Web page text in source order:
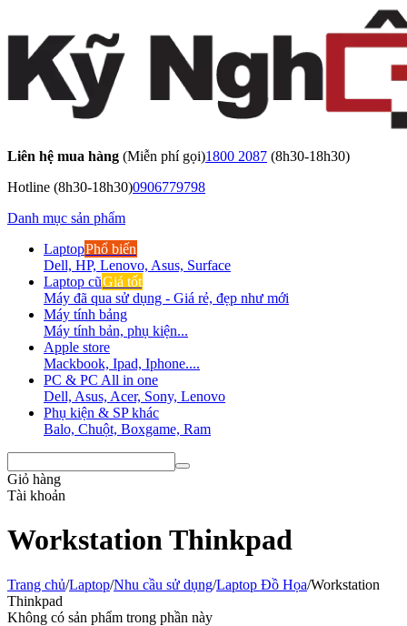
Liên hệ mua hàng (Miễn phí gọi)1800 2087 (8h30-18h30)
Hotline (8h30-18h30)0906779798
Danh mục sản phẩm
LaptopPhổ biến
Dell, HP, Lenovo, Asus, Surface
Laptop cũGiá tốt
Máy đã qua sử dụng - Giá rẻ, đẹp như mới
Máy tính bảng
Máy tính bản, phụ kiện...
Apple store
Mackbook, Ipad, Iphone....
PC & PC All in one
Dell, Asus, Acer, Sony, Lenovo
Phụ kiện & SP khác
Balo, Chuột, Boxgame, Ram
Giỏ hàng
Tài khoản
Workstation Thinkpad
Trang chủ/Laptop/Nhu cầu sử dụng/Laptop Đồ Họa/Workstation
Thinkpad
Không có sản phẩm trong phần này